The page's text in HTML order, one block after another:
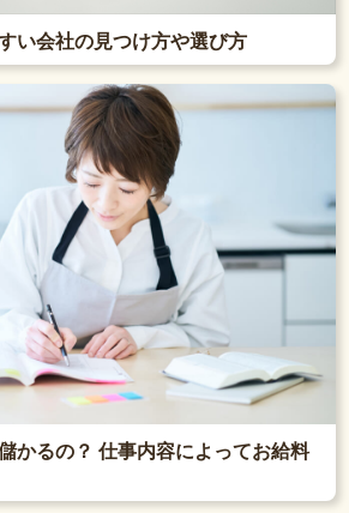
い会社の見つけ方や選び方
かるの？ 仕事内容によってお給料